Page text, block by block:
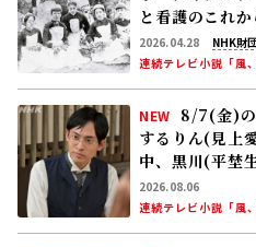
と看護のこれか
【後編】
2026.04.28
NHK財
連続テレビ小説「風
NEW
8/7(金)の
するりん(見上
中、黒川(平埜
2026.08.06
連続テレビ小説「風